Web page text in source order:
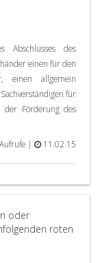
Abschlusses des
einen für den
einen allgemein
für
der Förderung des
| 11.02.15
oder
roten